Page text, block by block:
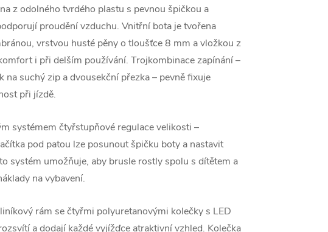
z odolného tvrdého plastu s pevnou špičkou a
proudění vzduchu. Vnitřní bota je tvořena
vrstvou husté pěny o tloušťce 8 mm a vložkou z
i při delším používání. Trojkombinace zapínání –
na suchý zip a dvousekční přezka – pevně fixuje
při jízdě.
systémem čtyřstupňové regulace velikosti –
pod patou lze posunout špičku boty a nastavit
systém umožňuje, aby brusle rostly spolu s dítětem a
na vybavení.
rám se čtyřmi polyuretanovými kolečky s LED
a dodají každé vyjížďce atraktivní vzhled. Kolečka